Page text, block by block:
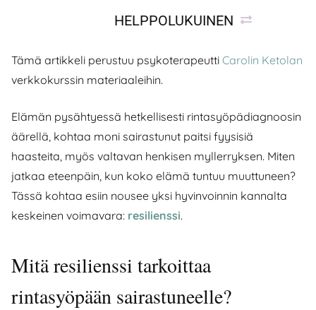
HELPPOLUKUINEN
Tämä artikkeli perustuu psykoterapeutti Carolin Ketolan
verkkokurssin materiaaleihin.
Elämän pysähtyessä hetkellisesti rintasyöpädiagnoosin
äärellä, kohtaa moni sairastunut paitsi fyysisiä
haasteita, myös valtavan henkisen myllerryksen. Miten
jatkaa eteenpäin, kun koko elämä tuntuu muuttuneen?
Tässä kohtaa esiin nousee yksi hyvinvoinnin kannalta
keskeinen voimavara: resilienssi.
Mitä resilienssi tarkoittaa
rintasyöpään sairastuneelle?